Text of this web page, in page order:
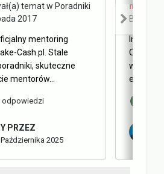
temat w Poradniki
2017
mentoring
Cash.pl. Stale
skuteczne
mentorów...
odpowiedzi
PRZEZ
2025
mysc
Blog
Internet
Obecnie
w